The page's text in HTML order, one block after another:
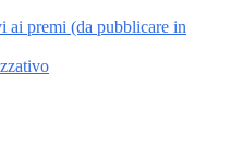
ai premi (da pubblicare in